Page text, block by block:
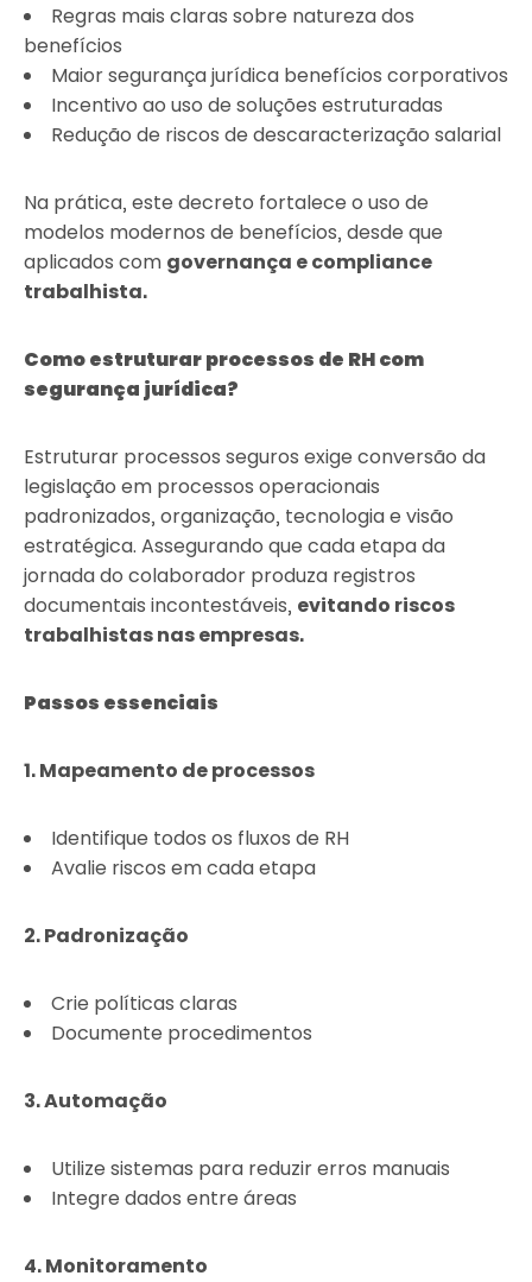
Regras mais claras sobre natureza dos
benefícios
Maior segurança jurídica benefícios corporativos
Incentivo ao uso de soluções estruturadas
Redução de riscos de descaracterização salarial
Na prática, este decreto fortalece o uso de
modelos modernos de benefícios, desde que
aplicados com governança e compliance
trabalhista.
Como estruturar processos de RH com
segurança jurídica?
Estruturar processos seguros exige conversão da
legislação em processos operacionais
padronizados, organização, tecnologia e visão
estratégica. Assegurando que cada etapa da
jornada do colaborador produza registros
documentais incontestáveis, evitando riscos
trabalhistas nas empresas.
Passos essenciais
1. Mapeamento de processos
Identifique todos os fluxos de RH
Avalie riscos em cada etapa
2. Padronização
Crie políticas claras
Documente procedimentos
3. Automação
Utilize sistemas para reduzir erros manuais
Integre dados entre áreas
4. Monitoramento